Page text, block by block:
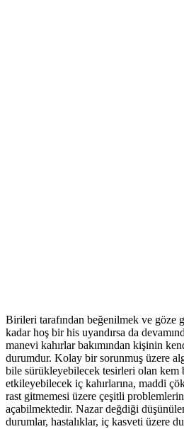
Birileri tarafından beğenilmek ve göze
kadar hoş bir his uyandırsa da
manevi kahırlar bakımından kişinin
durumdur. Kolay bir sorunmuş üzere
bile sürükleyebilecek tesirleri olan kem
etkileyebilecek iç kahırlarına, maddi
rast gitmemesi üzere çeşitli
açabilmektedir. Nazar değdiği
durumlar, hastalıklar, iç kasveti üzere